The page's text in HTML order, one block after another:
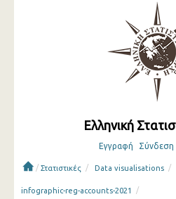
Ελληνική
Εγγραφή Σύνδεση
/ Στατιστικές / Data visualisations /
infographic-reg-accounts-2021 /